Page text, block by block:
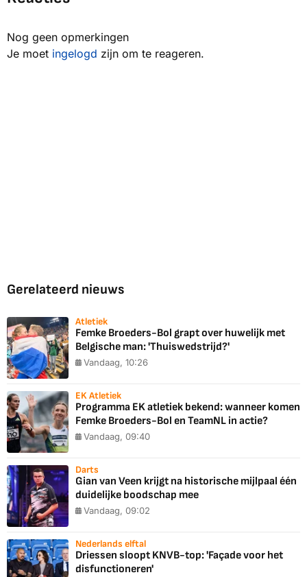
Nog geen opmerkingen
Je moet ingelogd zijn om te reageren.
Gerelateerd nieuws
Atletiek
Femke Broeders-Bol grapt over huwelijk met
Belgische man: 'Thuiswedstrijd?'
Vandaag, 10:26
EK Atletiek
Programma EK atletiek bekend: wanneer komen
Femke Broeders-Bol en TeamNL in actie?
Vandaag, 09:40
Darts
Gian van Veen krijgt na historische mijlpaal één
duidelijke boodschap mee
Vandaag, 09:02
Nederlands elftal
Driessen sloopt KNVB-top: 'Façade voor het
disfunctioneren'